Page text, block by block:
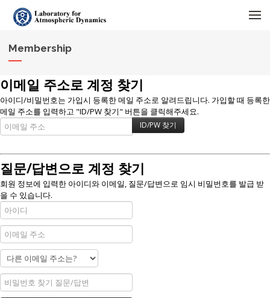
Membership
이메일 주소로 계정 찾기
아이디/비밀번호는 가입시 등록한 메일 주소로 알려드립니다. 가입할 때 등록한
메일 주소를 입력하고 "ID/PW 찾기" 버튼을 클릭해주세요.
질문/답변으로 계정 찾기
회원 정보에 입력한 아이디와 이메일, 질문/답변으로 임시 비밀번호를 발급 받
을 수 있습니다.